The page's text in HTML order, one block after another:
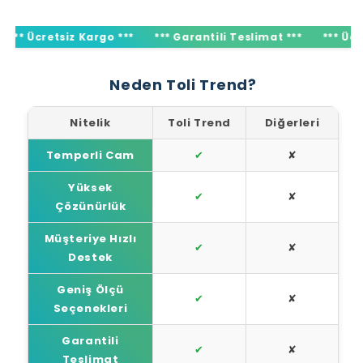
*** Ücretsiz Kargo *** *** Garantili Teslimat *** ***
Neden Toli Trend?
Nitelik Toli Trend Diğerleri
Temperli Cam ✔ ✘
Yüksek
Çözünürlük
✔ ✘
Müşteriye Hızlı
Destek
✔ ✘
Geniş Ölçü
Seçenekleri
✔ ✘
Garantili
Teslimat
✔ ✘